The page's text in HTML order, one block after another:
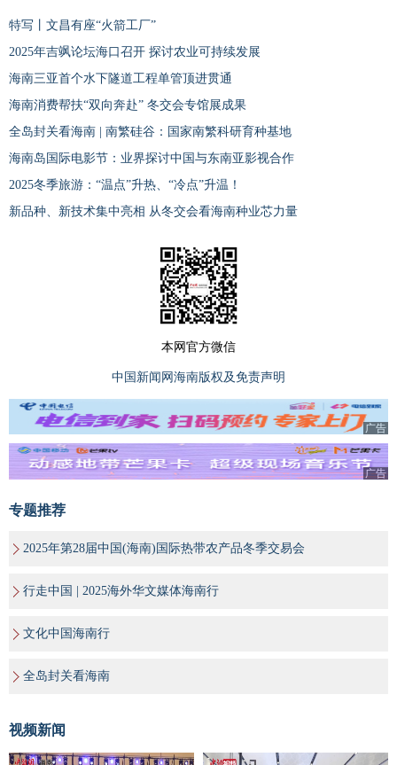
特写丨文昌有座“火箭工厂”
2025年吉飒论坛海口召开 探讨农业可持续发展
海南三亚首个水下隧道工程单管顶进贯通
海南消费帮扶“双向奔赴” 冬交会专馆展成果
全岛封关看海南 | 南繁硅谷：国家南繁科研育种基地
海南岛国际电影节：业界探讨中国与东南亚影视合作
2025冬季旅游：“温点”升热、“冷点”升温！
新品种、新技术集中亮相 从冬交会看海南种业芯力量
本网官方微信
中国新闻网海南版权及免责声明
广告
广告
专题推荐
2025年第28届中国(海南)国际热带农产品冬季交易会
行走中国 | 2025海外华文媒体海南行
文化中国海南行
全岛封关看海南
视频新闻